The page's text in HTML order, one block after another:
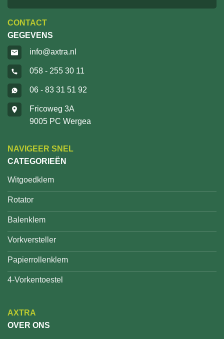
CONTACT
GEGEVENS
info@axtra.nl
058 - 255 30 11
06 - 83 31 51 92
Fricoweg 3A
9005 PC Wergea
NAVIGEER SNEL
CATEGORIEËN
Witgoedklem
Rotator
Balenklem
Vorkversteller
Papierrollenklem
4-Vorkentoestel
AXTRA
OVER ONS